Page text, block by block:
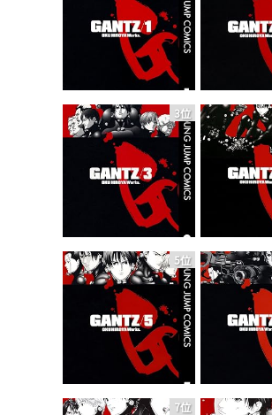
3位
5位
7位